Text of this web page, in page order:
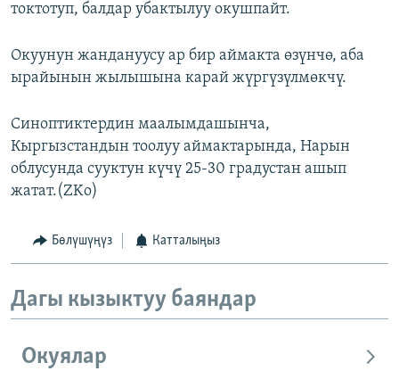
токтотуп, балдар убактылуу окушпайт.
Окуунун жандануусу ар бир аймакта өзүнчө, аба
ырайынын жылышына карай жүргүзүлмөкчү.
Синоптиктердин маалымдашынча,
Кыргызстандын тоолуу аймактарында, Нарын
облусунда сууктун күчү 25-30 градустан ашып
жатат.(ZKo)
Бөлүшүңүз Катталыңыз
Дагы кызыктуу баяндар
Окуялар